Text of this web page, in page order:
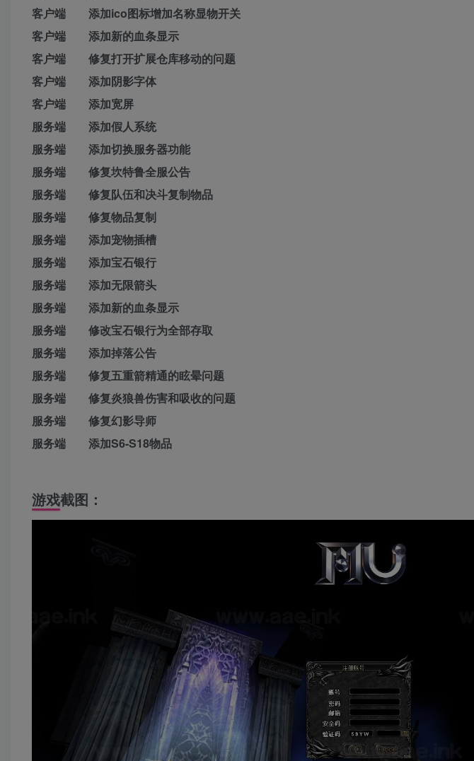
客户端 添加ico图标增加名称显物开关
客户端 添加新的血条显示
客户端 修复打开扩展仓库移动的问题
客户端 添加阴影字体
客户端 添加宽屏
服务端 添加假人系统
服务端 添加切换服务器功能
服务端 修复坎特鲁全服公告
服务端 修复队伍和决斗复制物品
服务端 修复物品复制
服务端 添加宠物插槽
服务端 添加宝石银行
服务端 添加无限箭头
服务端 添加新的血条显示
服务端 修改宝石银行为全部存取
服务端 添加掉落公告
服务端 修复五重箭精通的眩晕问题
服务端 修复炎狼兽伤害和吸收的问题
服务端 修复幻影导师
服务端 添加S6-S18物品
游戏截图：